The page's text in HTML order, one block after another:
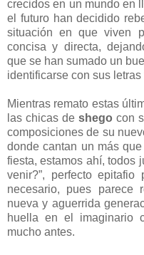
crecidos en un mundo en
el futuro han decidido
situación en que viven
concisa y directa,
que se han sumado un
identificarse con sus
Mientras remato estas
las chicas de shego con
composiciones de su
donde cantan un más
fiesta, estamos ahí, todos
venir?”, perfecto
necesario, pues parece
nueva y aguerrida
huella en el imaginario
mucho antes.